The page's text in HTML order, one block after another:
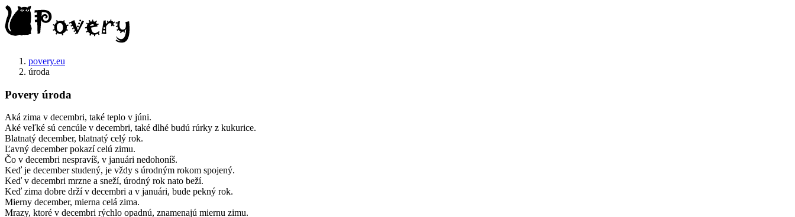
povery.eu
úroda
Povery úroda
Aká zima v decembri, také teplo v júni.
Aké veľké sú cencúle v decembri, také dlhé budú rúrky z kukurice.
Blatnatý december, blatnatý celý rok.
Ľavný december pokazí celú zimu.
Čo v decembri nespravíš, v januári nedohoníš.
Keď je december studený, je vždy s úrodným rokom spojený.
Keď v decembri mrzne a sneží, úrodný rok nato beží.
Keď zima dobre drží v decembri a v januári, bude pekný rok.
Mierny december, mierna celá zima.
Mrazy, ktoré v decembri rýchlo opadnú, znamenajú miernu zimu.